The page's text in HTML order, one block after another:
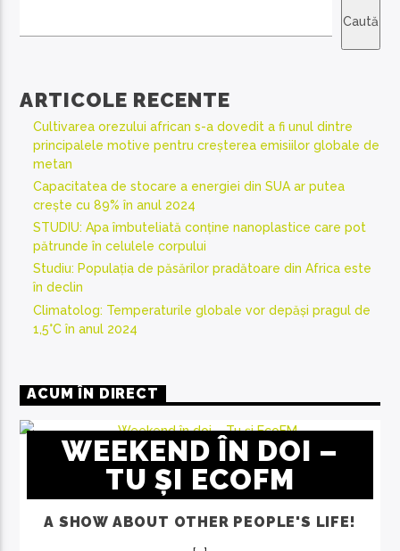
Caută
ARTICOLE RECENTE
Cultivarea orezului african s-a dovedit a fi unul dintre
principalele motive pentru creșterea emisiilor globale de
metan
Capacitatea de stocare a energiei din SUA ar putea
crește cu 89% în anul 2024
STUDIU: Apa îmbuteliată conține nanoplastice care pot
pătrunde în celulele corpului
Studiu: Populația de păsărilor pradătoare din Africa este
în declin
Climatolog: Temperaturile globale vor depăși pragul de
1,5°C în anul 2024
ACUM ÎN DIRECT
WEEKEND ÎN DOI –
TU ȘI ECOFM
A SHOW ABOUT OTHER PEOPLE'S LIFE!